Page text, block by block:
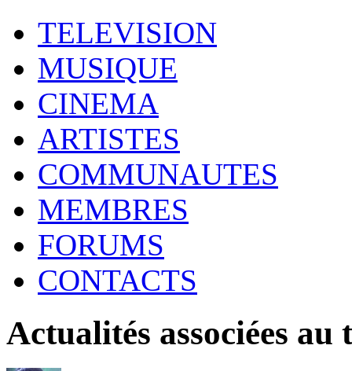
TELEVISION
MUSIQUE
CINEMA
ARTISTES
COMMUNAUTES
MEMBRES
FORUMS
CONTACTS
Actualités associées au